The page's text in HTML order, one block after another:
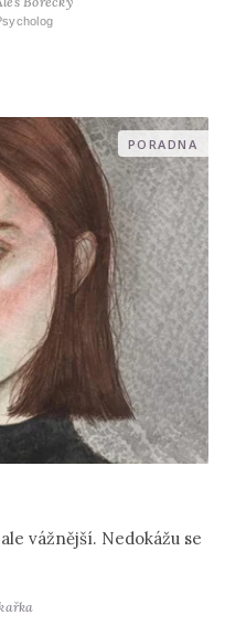
PORADNA
vážnější. Nedokážu se